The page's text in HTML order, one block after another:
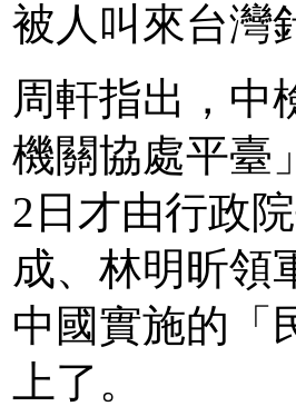
被人叫來台灣
周軒指出，中
機關協處平臺
2日才由行政
成、林明昕領
中國實施的「
上了。